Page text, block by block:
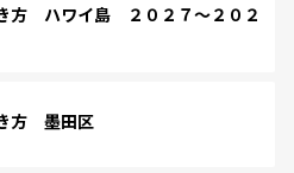
方 ハワイ島 ２０２７～２０２
方 墨田区